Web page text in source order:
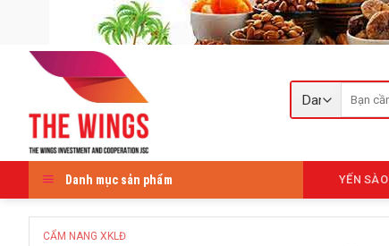
content
Tìm
kiếm:
Danh mục sản phẩm YẾN SÀO
CẨM NANG XKLĐ